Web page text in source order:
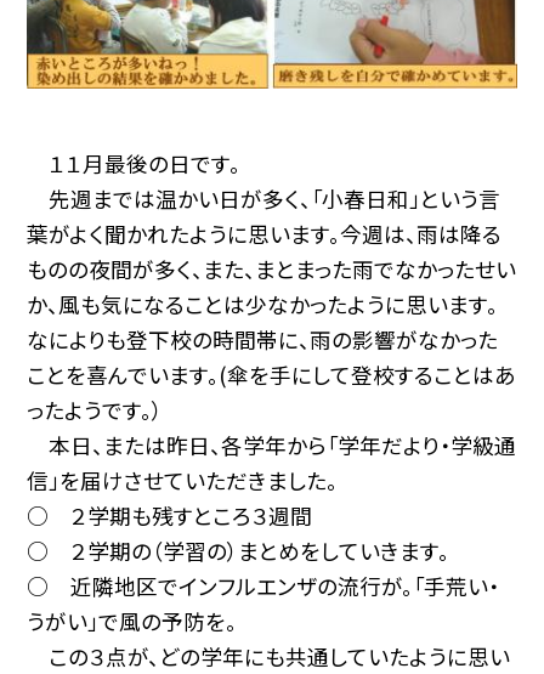
１１月最後の日です。
先週までは温かい日が多く、「小春日和」という言
葉がよく聞かれたように思います。今週は、雨は降る
ものの夜間が多く、また、まとまった雨でなかったせい
か、風も気になることは少なかったように思います。
なによりも登下校の時間帯に、雨の影響がなかった
ことを喜んでいます。(傘を手にして登校することはあ
ったようです。）
本日、または昨日、各学年から「学年だより・学級通
信」を届けさせていただきました。
○ ２学期も残すところ３週間
○ ２学期の（学習の）まとめをしていきます。
○ 近隣地区でインフルエンザの流行が。「手荒い・
うがい」で風の予防を。
この３点が、どの学年にも共通していたように思い